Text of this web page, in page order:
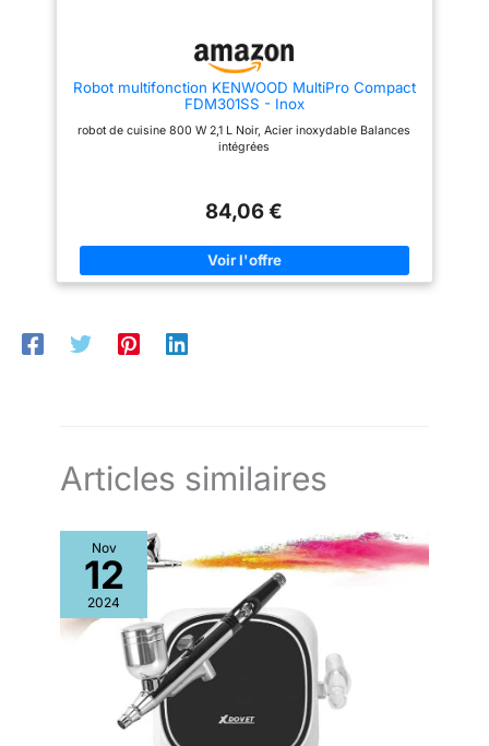
Robot multifonction KENWOOD MultiPro Compact
FDM301SS - Inox
robot de cuisine 800 W 2,1 L Noir, Acier inoxydable Balances
intégrées
84,06 €
Articles similaires
Nov
12
2024